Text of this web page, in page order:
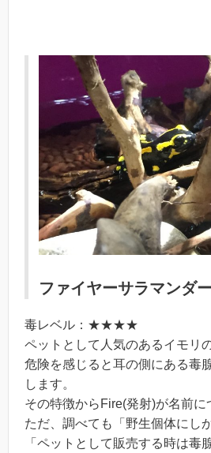
ファイヤーサラマンダー
毒レベル：★★★★
ペットとして人気のあるイモリ
危険を感じると耳の側にある毒
します。
その特徴からFire(発射)が名前に
ただ、調べても「野生個体にし
「ペットとして販売する時は毒